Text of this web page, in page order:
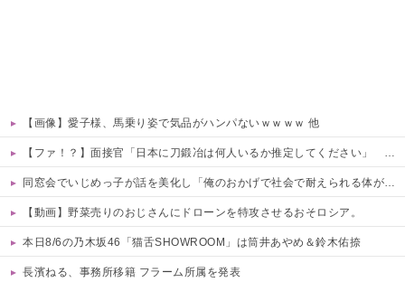
【画像】愛子様、馬乗り姿で気品がハンパないｗｗｗｗ 他
【ファ！？】面接官「日本に刀鍛冶は何人いるか推定してください」 俺「188人です」 面接官「どういう風に考えましたか？」 俺「知ってました」→この後『こう』なったんだがマジで納得いかない！！！！！
同窓会でいじめっ子が話を美化し「俺のおかげで社会で耐えられる体ができたろw」と調子に乗る←武道で体を鍛えた元被害者に詰め寄られて顔面蒼白で平謝りｗｗｗ
【動画】野菜売りのおじさんにドローンを特攻させるおそロシア。
本日8/6の乃木坂46「猫舌SHOWROOM」は筒井あやめ＆鈴木佑捺
長濱ねる、事務所移籍 フラーム所属を発表